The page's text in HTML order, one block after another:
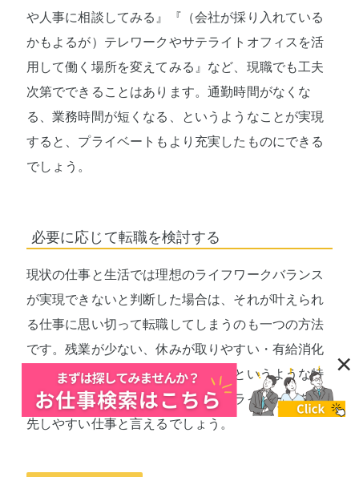
や人事に相談してみる』『（会社が採り入れている
かもよるが）テレワークやサテライトオフィスを活
用して働く場所を変えてみる』など、現職でも工夫
次第でできることはあります。通勤時間がなくな
る、業務時間が短くなる、というようなことが実現
すると、プライベートもより充実したものにできる
でしょう。
必要に応じて転職を検討する
現状の仕事と生活では理想のライフワークバランス
が実現できないと判断した場合は、それが叶えられ
る仕事に思い切って転職してしまうのも一つの方法
です。残業が少ない、休みが取りやすい・有給消化
率が高い、ある程度の収入がある、というような特
徴に当てはまっていれば、比較的プライベートを優
先しやすい仕事と言えるでしょう。
×